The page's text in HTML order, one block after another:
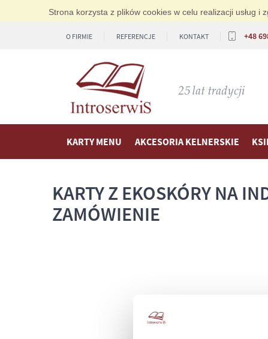
Strona korzysta z plików cookies w celu realizacji usług
O FIRMIE REFERENCJE KONTAKT +48
KARTY MENU AKCESORIA KELNERSKIE
KARTY Z EKOSKÓRY NA
ZAMÓWIENIE